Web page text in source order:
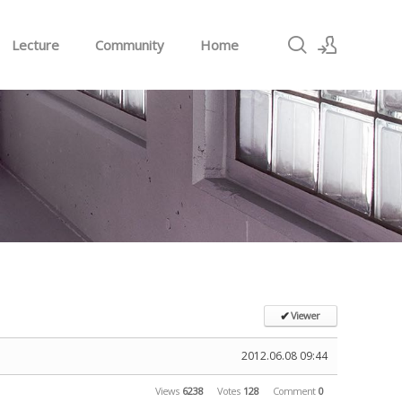
Sign In
Lecture Community Home
✔Viewer
2012.06.08 09:44
Views 6238 Votes 128 Comment 0